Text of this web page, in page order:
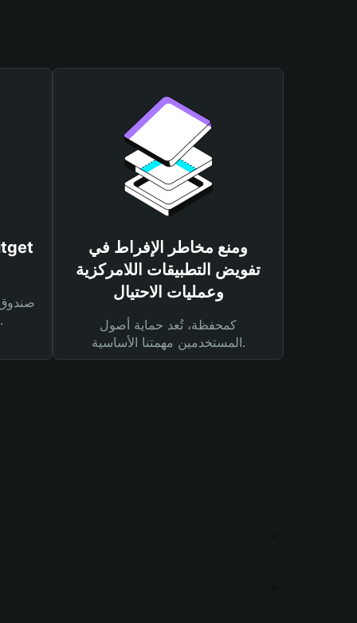
لحماية أصولك ومعاملاتك.
ومنع مخاطر الإفراط في
تفويض التطبيقات اللامركزية
وعمليات الاحتيال
كمحفظة، تُعد حماية أصول
المستخدمين مهمتنا الأساسية.